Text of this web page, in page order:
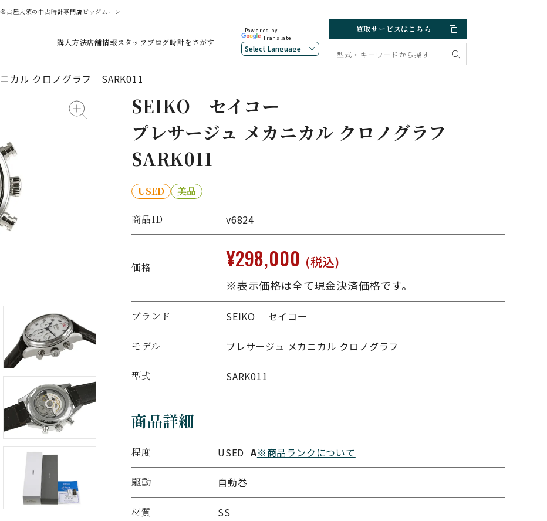
古屋大須の中古時計専門店ビッグムーン
購入方法店舗情報スタッフブログ時計をさがす
Powered by
Translate
買取サービスはこちら
カル クロノグラフ SARK011
SEIKO セイコー
プレサージュ メカニカル クロノグラフ
SARK011
USED 美品
商品ID v6824
価格 ¥298,000 (税込)
※表示価格は全て現金決済価格です。
ブランド SEIKO セイコー
モデル プレサージュ メカニカル クロノグラフ
型式 SARK011
商品詳細
程度 USED A※商品ランクについて
駆動 自動巻
材質 SS